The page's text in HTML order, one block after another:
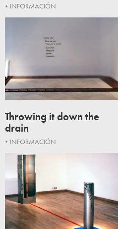
+ INFORMACIÓN
Throwing it down the
drain
+ INFORMACIÓN